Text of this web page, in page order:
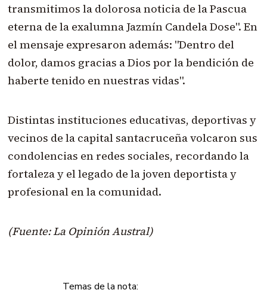
transmitimos la dolorosa noticia de la Pascua
eterna de la exalumna Jazmín Candela Dose". En
el mensaje expresaron además: "Dentro del
dolor, damos gracias a Dios por la bendición de
haberte tenido en nuestras vidas".
Distintas instituciones educativas, deportivas y
vecinos de la capital santacruceña volcaron sus
condolencias en redes sociales, recordando la
fortaleza y el legado de la joven deportista y
profesional en la comunidad.
(Fuente: La Opinión Austral)
Temas de la nota: